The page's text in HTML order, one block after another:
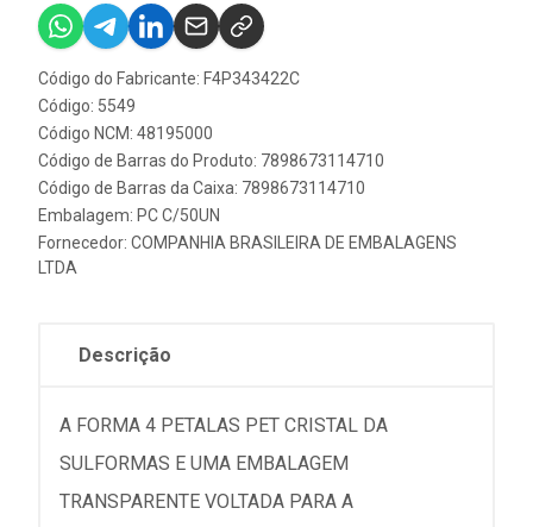
Código do Fabricante: F4P343422C
Código: 5549
Código NCM: 48195000
Código de Barras do Produto: 7898673114710
Código de Barras da Caixa: 7898673114710
Embalagem: PC C/50UN
Fornecedor: COMPANHIA BRASILEIRA DE EMBALAGENS
LTDA
Descrição
A FORMA 4 PETALAS PET CRISTAL DA
SULFORMAS E UMA EMBALAGEM
TRANSPARENTE VOLTADA PARA A